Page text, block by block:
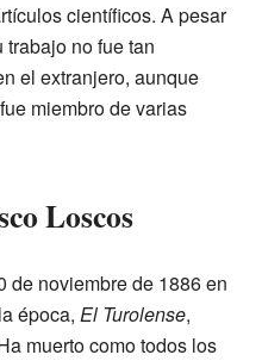
científicos. A pesar
no fue tan
el extranjero, aunque
miembro de varias
Loscos
de noviembre de 1886 en
época, El Turolense,
muerto como todos los